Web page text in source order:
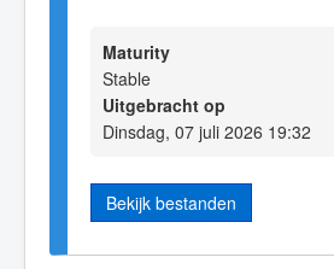
Maturity
Stable
Uitgebracht op
Dinsdag, 07 juli 2026 19:32
Bekijk bestanden